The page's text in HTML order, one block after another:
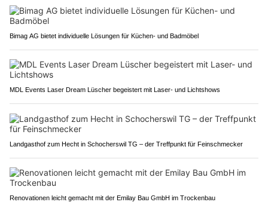
Bimag AG bietet individuelle Lösungen für Küchen- und Badmöbel
MDL Events Laser Dream Lüscher begeistert mit Laser- und Lichtshows
Landgasthof zum Hecht in Schocherswil TG – der Treffpunkt für Feinschmecker
Renovationen leicht gemacht mit der Emilay Bau GmbH im Trockenbau